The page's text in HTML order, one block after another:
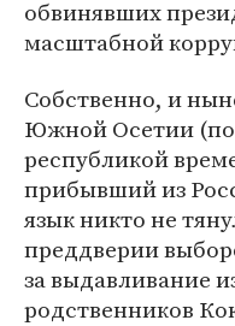
обвинявших
масштабной
Собственно, и
Южной Осетии
республикой
прибывший из
язык никто не
преддверии
за выдавливание
родственников